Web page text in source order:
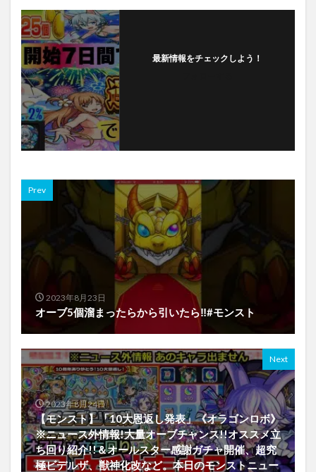
最新情報をチェックしよう！
Prev
2023年8月23日
オーブ5個溜まったらから引いたら‼️#モンスト
Next
2023年8月24日
【モンスト】「10大恩返し発表」《オラゴンロボ》
※ニュース外情報!大量オーブチャンス!!オススメ立
ち回り紹介!!＆オールスター感謝ガチャ開催、超究
極ビデルザ、獣神化改など。本日のモンストニュー